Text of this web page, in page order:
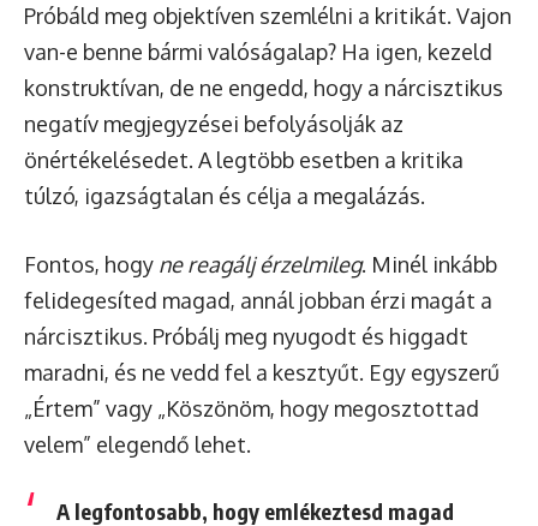
Próbáld meg objektíven szemlélni a kritikát. Vajon
van-e benne bármi valóságalap? Ha igen, kezeld
konstruktívan, de ne engedd, hogy a nárcisztikus
negatív megjegyzései befolyásolják az
önértékelésedet. A legtöbb esetben a kritika
túlzó, igazságtalan és célja a megalázás.
Fontos, hogy ne reagálj érzelmileg. Minél inkább
felidegesíted magad, annál jobban érzi magát a
nárcisztikus. Próbálj meg nyugodt és higgadt
maradni, és ne vedd fel a kesztyűt. Egy egyszerű
„Értem” vagy „Köszönöm, hogy megosztottad
velem” elegendő lehet.
A legfontosabb, hogy emlékeztesd magad